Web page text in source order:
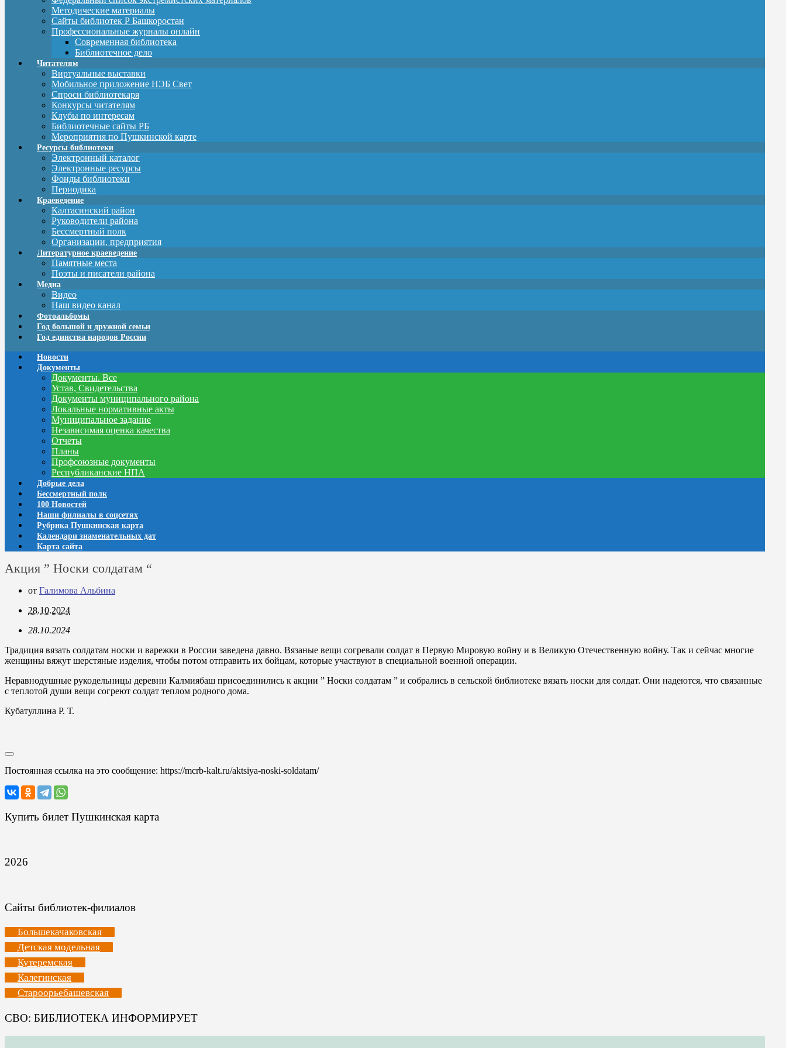
Методические материалы
Сайты библиотек Р Башкоростан
Профессиональные журналы онлайн
Современная библиотека
Библиотечное дело
Читателям
Виртуальные выставки
Мобильное приложение НЭБ Свет
Спроси библиотекаря
Конкурсы читателям
Клубы по интересам
Библиотечные сайты РБ
Мероприятия по Пушкинской карте
Ресурсы библиотеки
Электронный каталог
Электронные ресурсы
Фонды библиотеки
Периодика
Краеведение
Калтасинский район
Руководители района
Бессмертный полк
Организации, предприятия
Литературное краеведение
Памятные места
Поэты и писатели района
Медиа
Видео
Наш видео канал
Фотоальбомы
Год большой и дружной семьи
Год единства народов России
Новости
Документы
Документы. Все
Устав, Свидетельства
Документы муниципального района
Локальные нормативные акты
Муниципальное задание
Независимая оценка качества
Отчеты
Планы
Профсоюзные документы
Республиканские НПА
Добрые дела
Бессмертный полк
100 Новостей
Наши филиалы в соцсетях
Рубрика Пушкинская карта
Календари знаменательных дат
Карта сайта
Акция ” Носки солдатам “
от Галимова Альбина
28.10.2024
28.10.2024
Традиция вязать солдатам носки и варежки в России заведена давно. Вязаные вещи согревали солдат в Первую Мировую войну и в Великую Отечественную войну. Так и сейчас многие
женщины вяжут шерстяные изделия, чтобы потом отправить их бойцам, которые участвуют в специальной военной операции.
Неравнодушные рукодельницы деревни Калмиябаш присоединились к акции ” Носки солдатам ” и собрались в сельской библиотеке вязать носки для солдат. Они надеются, что связанные
с теплотой души вещи согреют солдат теплом родного дома.
Кубатуллина Р. Т.
Постоянная ссылка на это сообщение: https://mcrb-kalt.ru/aktsiya-noski-soldatam/
Купить билет Пушкинская карта
2026
Сайты библиотек-филиалов
Большекачаковская
Детская модельная
Кутеремская
Калегинская
Староорьебашевская
СВО: БИБЛИОТЕКА ИНФОРМИРУЕТ